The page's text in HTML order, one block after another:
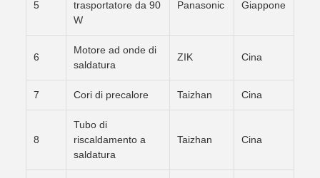
5
trasportatore da 90
W
Panasonic Giappone
6
Motore ad onde di
saldatura
ZIK Cina
7 Cori di precalore Taizhan Cina
8
Tubo di
riscaldamento a
saldatura
Taizhan Cina